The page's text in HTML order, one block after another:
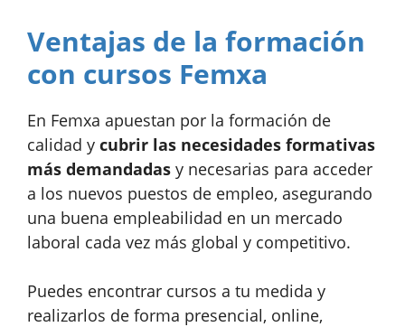
Ventajas de la formación
con cursos Femxa
En Femxa apuestan por la formación de
calidad y cubrir las necesidades formativas
más demandadas y necesarias para acceder
a los nuevos puestos de empleo, asegurando
una buena empleabilidad en un mercado
laboral cada vez más global y competitivo.
Puedes encontrar cursos a tu medida y
realizarlos de forma presencial, online,